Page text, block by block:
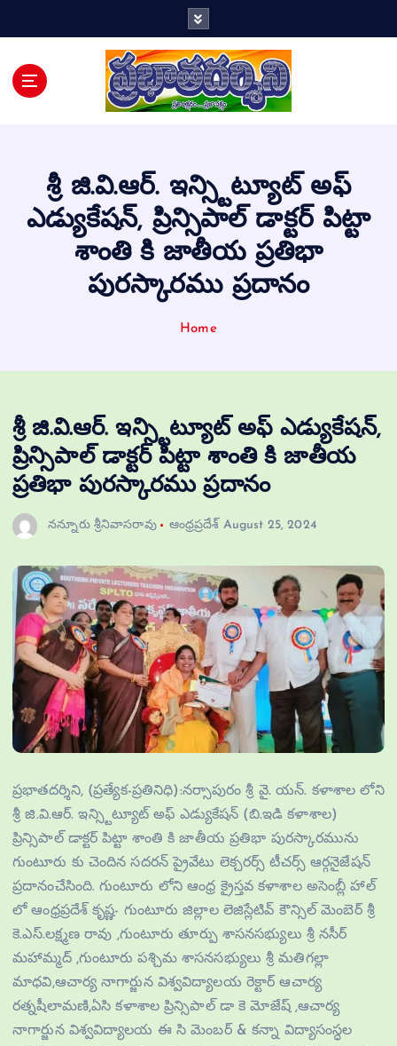
శ్రీ జి.వి.ఆర్. ఇన్స్టిట్యూట్ అఫ్
ఎడ్యుకేషన్, ప్రిన్సిపాల్ డాక్టర్ పిట్టా
శాంతి కి జాతీయ ప్రతిభా
పురస్కారము ప్రదానం
Home
శ్రీ జి.వి.ఆర్. ఇన్స్టిట్యూట్ అఫ్ ఎడ్యుకేషన్,
ప్రిన్సిపాల్ డాక్టర్ పిట్టా శాంతి కి జాతీయ
ప్రతిభా పురస్కారము ప్రదానం
నన్నూరు శ్రీనివాసరావు ఆంధ్రప్రదేశ్ August 25, 2024
ప్రభాతదర్శిని, (ప్రత్యేక-ప్రతినిధి):నర్సాపురం శ్రీ వై. యన్. కళాశాల లోని
శ్రీ జి.వి.ఆర్. ఇన్స్టిట్యూట్ అఫ్ ఎడ్యుకేషన్ (బి.ఇడి కళాశాల)
ప్రిన్సిపాల్ డాక్టర్ పిట్టా శాంతి కి జాతీయ ప్రతిభా పురస్కారమును
గుంటూరు కు చెందిన సదరన్ ప్రైవేటు లెక్చరర్స్ టీచర్స్ ఆర్గనైజేషన్
ప్రదానంచేసింది. గుంటూరు లోని ఆంధ్ర క్రైస్తవ కళాశాల అసెంబ్లీ హాల్
లో ఆంధ్రప్రదేశ్ కృష్ణ- గుంటూరు జిల్లాల లెజిస్లేటివ్ కౌన్సిల్ మెంబెర్ శ్రీ
కె.ఎస్.లక్ష్మణ రావు ,గుంటూరు తూర్పు శాసనసభ్యులు శ్రీ నసీర్
మహామ్మద్ ,గుంటూరు పశ్చిమ శాసనసభ్యులు శ్రీ మతిగల్లా
మాధవి,ఆచార్య నాగార్జున విశ్వవిద్యాలయ రెక్టార్ ఆచార్య
రత్నషీలామణి,ఏసి కళాశాల ప్రిన్సిపాల్ డా కె మోజేష్ ,ఆచార్య
నాగార్జున విశ్వవిద్యాలయ ఈ సి మెంబర్ & కన్నా విద్యాసంస్ధల